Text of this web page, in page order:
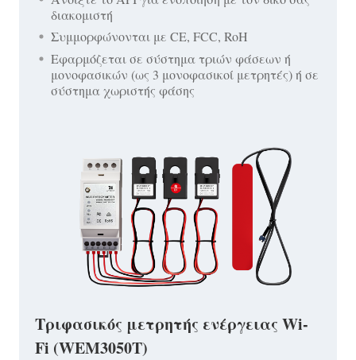
διακομιστή
Συμμορφώνονται με CE, FCC, RoH
Εφαρμόζεται σε σύστημα τριών φάσεων ή
μονοφασικών (ως 3 μονοφασικοί μετρητές) ή σε
σύστημα χωριστής φάσης
Τριφασικός μετρητής ενέργειας Wi-
Fi (WEM3050T)